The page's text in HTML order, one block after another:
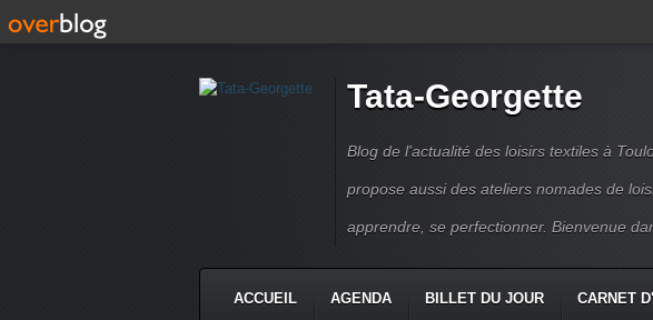
Tata-Georgette
Blog de l'actualité des loisirs textiles à
propose aussi des ateliers nomades de
apprendre, se perfectionner. Bienvenue
ACCUEIL AGENDA BILLET DU JOUR CARNET